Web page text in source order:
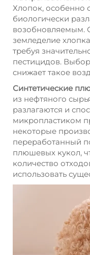
Хлопок, особенно
биологически
возобновляемым.
земледелие
требуя
пестицидов.
снижает такое
Синтетические
из нефтяного
разлагаются и
микропластиком
некоторые
переработанный
плюшевых кукол,
количество
использовать